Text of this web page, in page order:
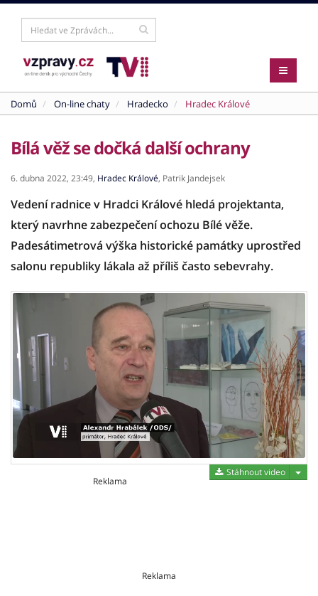
Domů On-line chaty Hradecko Hradec Králové
Bílá věž se dočká další ochrany
6. dubna 2022, 23:49, Hradec Králové, Patrik Jandejsek
Vedení radnice v Hradci Králové hledá projektanta,
který navrhne zabezpečení ochozu Bílé věže.
Padesátimetrová výška historické památky uprostřed
salonu republiky lákala až příliš často sebevrahy.
Stáhnout video
Reklama
Reklama